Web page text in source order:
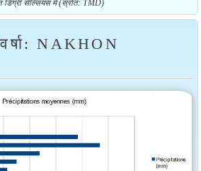
सेल्सियस में (स्रोत: TMD)
NAKHON